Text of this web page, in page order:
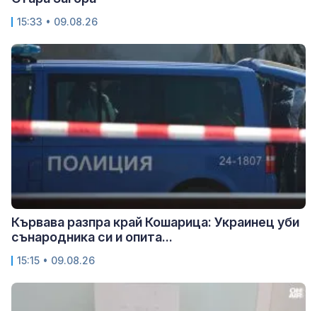
15:33 • 09.08.26
Кървава разпра край Кошарица: Украинец уби
сънародника си и опита...
15:15 • 09.08.26